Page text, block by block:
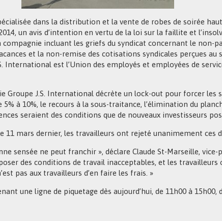
dans la distribution et la vente de robes de soirée
un avis d’intention en vertu de la loi sur la faillite et
incluant les griefs du syndicat concernant le non-
et la non-remise des cotisations syndicales perçues au
International est l’Union des employés et employées de
Groupe J.S. International décrète un lock-out pour forcer les
à 10%, le recours à la sous-traitance, l’élimination du
seraient des conditions que de nouveaux investisseurs
11 mars dernier, les travailleurs ont rejeté unanimement ces
sensée ne peut franchir », déclare Claude St-Marseille, vice-
des conditions de travail inacceptables, et les travailleurs
pas aux travailleurs d’en faire les frais. »
une ligne de piquetage dès aujourd’hui, de 11h00 à 15h00,